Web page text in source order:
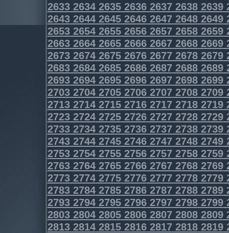
2633263426352636263726382639
2643264426452646264726482649
2653265426552656265726582659
2663266426652666266726682669
2673267426752676267726782679
2683268426852686268726882689
2693269426952696269726982699
2703270427052706270727082709
2713271427152716271727182719
2723272427252726272727282729
2733273427352736273727382739
2743274427452746274727482749
2753275427552756275727582759
2763276427652766276727682769
2773277427752776277727782779
2783278427852786278727882789
2793279427952796279727982799
2803280428052806280728082809
2813281428152816281728182819